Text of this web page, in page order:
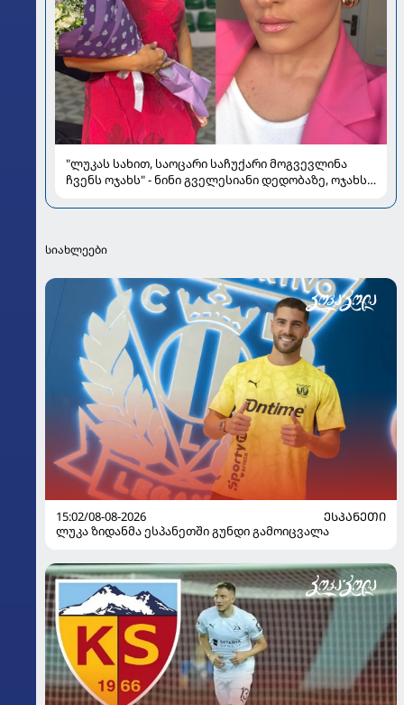
"ლუკას სახით, საოცარი საჩუქარი მოგვევლინა
ჩვენს ოჯახს" - ნინი გველესიანი დედობაზე, ოჯახსა
სიახლეები
15:02/08-08-2026
ᲔᲡᲞᲐᲜᲔᲗᲘ
ლუკა ზიდანმა ესპანეთში გუნდი გამოიცვალა